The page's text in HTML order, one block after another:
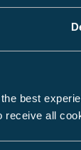
best
all